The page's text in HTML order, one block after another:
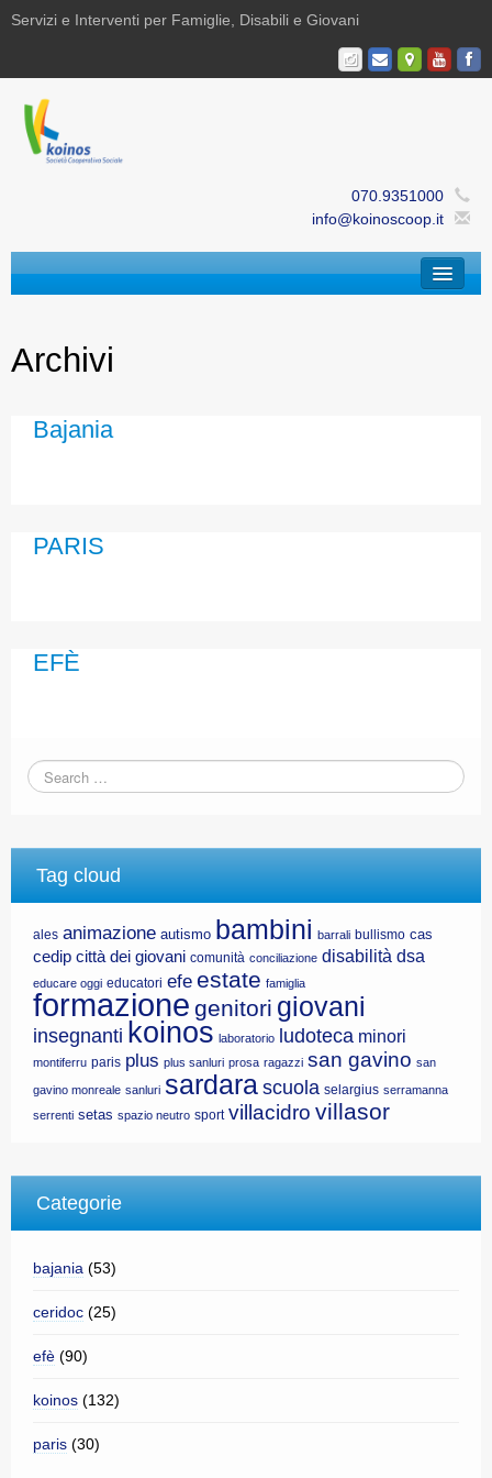
Servizi e Interventi per Famiglie, Disabili e Giovani
070.9351000
info@koinoscoop.it
Area Famiglie e Minori | Efè
Area Giovani | Bajania
CONTATTI
Lavora con noi
Archivi
Bajania
PARIS
EFÈ
Tag cloud
ales animazione autismo bambini barrali bullismo cas
cedip città dei giovani comunità conciliazione disabilità dsa
educare oggi educatori efe estate famiglia
formazione genitori giovani
insegnanti koinos laboratorio ludoteca minori
montiferru paris plus plus sanluri prosa ragazzi san gavino san
gavino monreale sanluri sardara scuola selargius serramanna
serrenti setas spazio neutro sport villacidro villasor
Categorie
bajania (53)
ceridoc (25)
efè (90)
koinos (132)
paris (30)